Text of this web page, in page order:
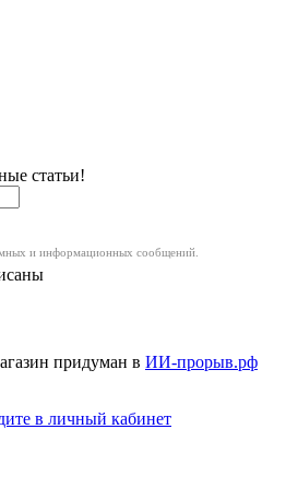
статьи!
и информационных сообщений.
придуман в ИИ-прорыв.рф
в личный кабинет